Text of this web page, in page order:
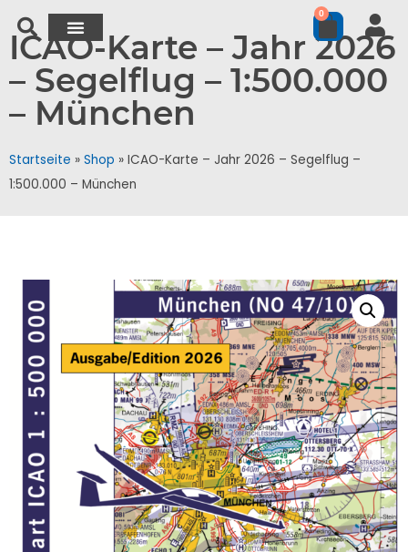
0
ICAO-Karte – Jahr 2026
– Segelflug – 1:500.000
– München
Startseite » Shop » ICAO-Karte – Jahr 2026 – Segelflug –
1:500.000 – München